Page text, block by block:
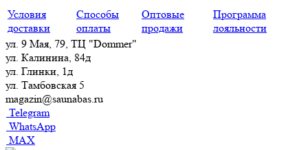
Условия
доставки
Способы
оплаты
Оптовые
продажи
Программа
лояльности
ул. 9 Мая, 79, ТЦ "Dommer"
ул. Калинина, 84д
ул. Глинки, 1д
ул. Тамбовская 5
magazin@saunabas.ru
Telegram
WhatsApp
MAX